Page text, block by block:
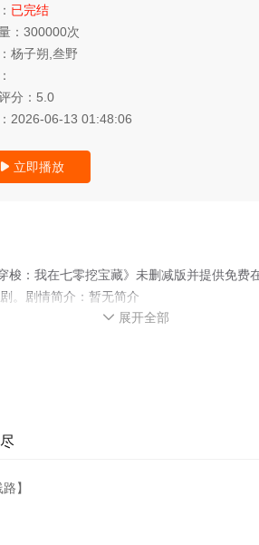
已完结
： 300000次
杨子朔,叁野
分： 5.0
2026-06-13 01:48:06
 立即播放
：我在七零挖宝藏》未删减版并提供免费
。剧情简介：暂无简介
免费观看、高清云播放，百度网盘等资源，
 展开全部
】